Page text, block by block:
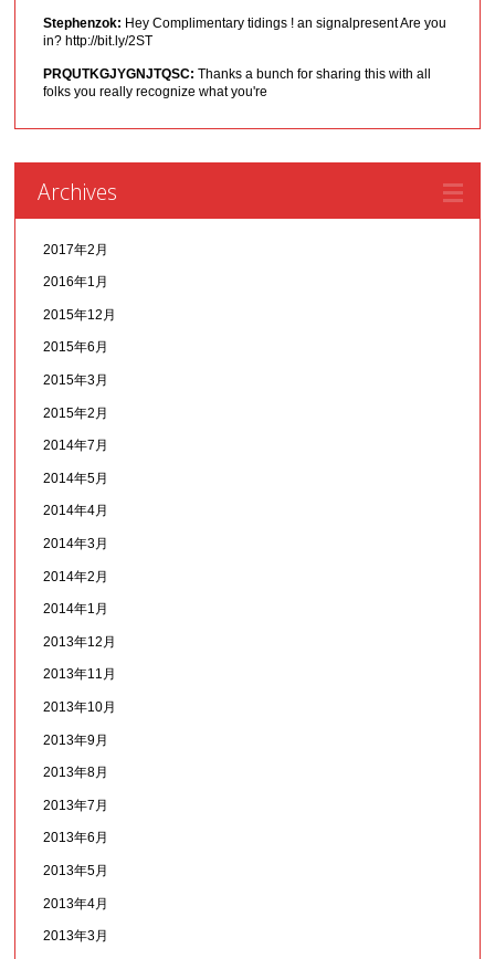
Stephenzok: Hey Complimentary tidings ! an signalpresent Are you
in? http://bit.ly/2ST
PRQUTKGJYGNJTQSC: Thanks a bunch for sharing this with all
folks you really recognize what you're
Archives
2017年2月
2016年1月
2015年12月
2015年6月
2015年3月
2015年2月
2014年7月
2014年5月
2014年4月
2014年3月
2014年2月
2014年1月
2013年12月
2013年11月
2013年10月
2013年9月
2013年8月
2013年7月
2013年6月
2013年5月
2013年4月
2013年3月